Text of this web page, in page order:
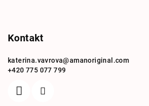
Kontakt
katerina.vavrova@amanoriginal.com
+420 775 077 799